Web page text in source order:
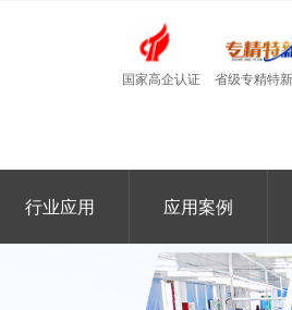
国家高企认证 省级专精特
行业应用 应用案例